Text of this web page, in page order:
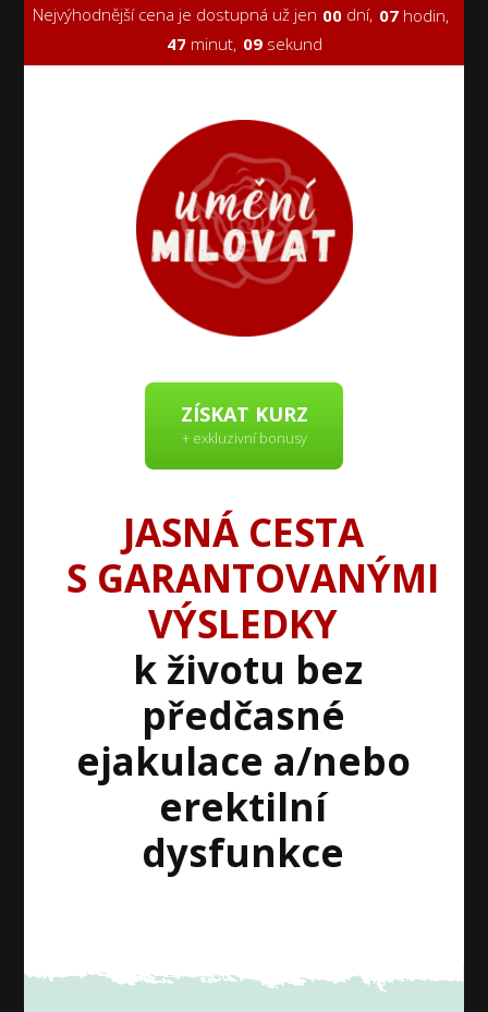
Nejvýhodnější cena je dostupná už jen 00 dní 07 hodin
47 minut 08 sekund
ZÍSKAT KURZ
+ exkluzivní bonusy
JASNÁ CESTA
S GARANTOVANÝMI
VÝSLEDKY
k životu bez
předčasné
ejakulace a/nebo
erektilní
dysfunkce